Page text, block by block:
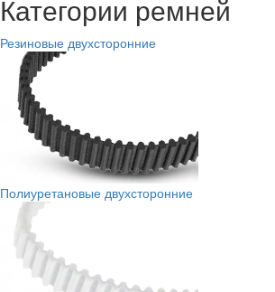
Категории ремней
Резиновые двухсторонние
Полиуретановые двухсторонние